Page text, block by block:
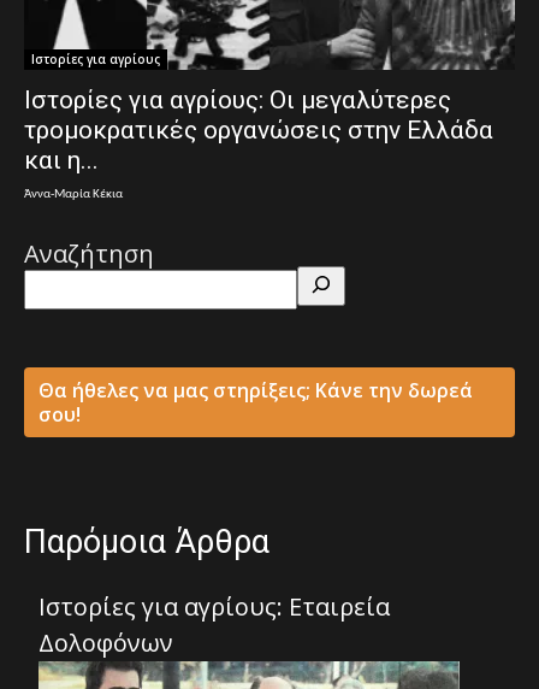
Ιστορίες για αγρίους
Ιστορίες για αγρίους: Οι μεγαλύτερες
τρομοκρατικές οργανώσεις στην Ελλάδα
και η...
Άννα-Μαρία Κέκια
Αναζήτηση
Θα ήθελες να μας στηρίξεις; Κάνε την δωρεά
σου!
Παρόμοια Άρθρα
Ιστορίες για αγρίους: Εταιρεία
Δολοφόνων